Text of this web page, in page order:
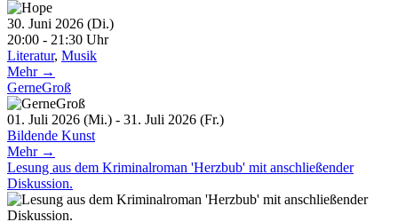
30. Juni 2026 (Di.)
20:00 - 21:30 Uhr
Literatur, Musik
Mehr →
GerneGroß
01. Juli 2026 (Mi.) - 31. Juli 2026 (Fr.)
Bildende Kunst
Mehr →
Lesung aus dem Kriminalroman 'Herzbub' mit anschließender
Diskussion.